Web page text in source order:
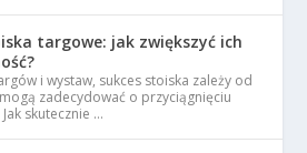
targowe: jak zwiększyć ich
i wystaw, sukces stoiska zależy od
zadecydować o przyciągnięciu
skutecznie …